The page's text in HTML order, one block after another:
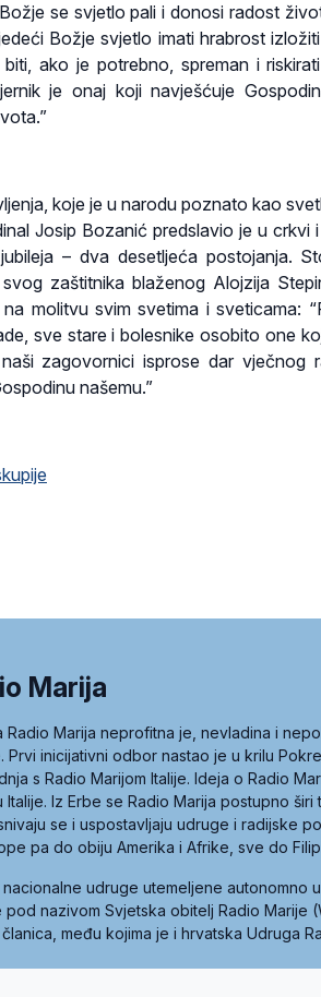
se svjetlo pali i donosi radost
Božje svjetlo imati hrabrost
ako je potrebno, spreman i
je onaj koji navješćuje
koje je u narodu poznato kao
Josip Bozanić predslavio je u crkvi
– dva desetljeća postojanja.
zaštitnika blaženog Alojzija
molitvu svim svetima i sveticama:
sve stare i bolesnike osobito one
zagovornici isprose dar vječnog
našemu.”
Marija
Radio Marija neprofitna je, nevladina i
Prvi inicijativni odbor nastao je u krilu
s Radio Marijom Italije. Ideja o Radio
Italije. Iz Erbe se Radio Marija postupno
se i uspostavljaju udruge i radijske
pa do obiju Amerika i Afrike, sve do
nacionalne udruge utemeljene autonomno
pod nazivom Svjetska obitelj Radio Marije
među kojima je i hrvatska Udruga